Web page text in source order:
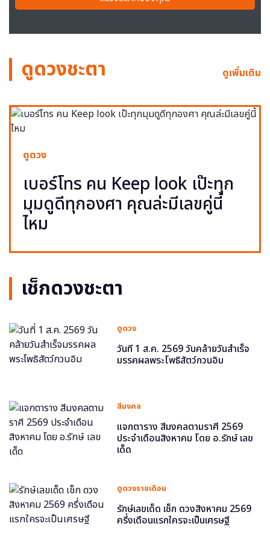
ดูดวงชะตา ดูเพิ่มเติม
ดูดวง
เบอร์โทร คน Keep look เป๊ะทุก
มุมดูดีทุกองศา คุณล่ะมีเลขคู่นี้
ไหม
เช็กดวงชะตา
ดูดวง
วันที่ 1 ส.ค. 2569 วันคล้ายวันสำเร็จ
มรรคผลพระโพธิสัตว์กวนอิม
สีมงคล
แจกตาราง สีมงคลตามราศี 2569
ประจำเดือนสิงหาคม โดย อ.รักษ์ เลข
เด็ด
ดูดวงรายเดือน
รักษ์เลขเด็ด เช็ก ดวงสิงหาคม 2569
ครึ่งเดือนแรกใครจะเป็นเศรษฐี